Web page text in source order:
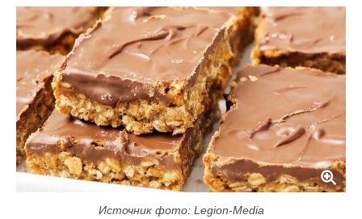
Источник фото: Legion-Media